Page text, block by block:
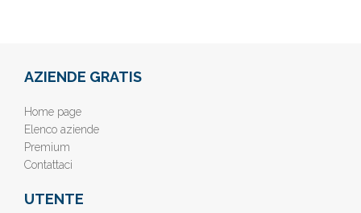
AZIENDE GRATIS
Home page
Elenco aziende
Premium
Contattaci
UTENTE